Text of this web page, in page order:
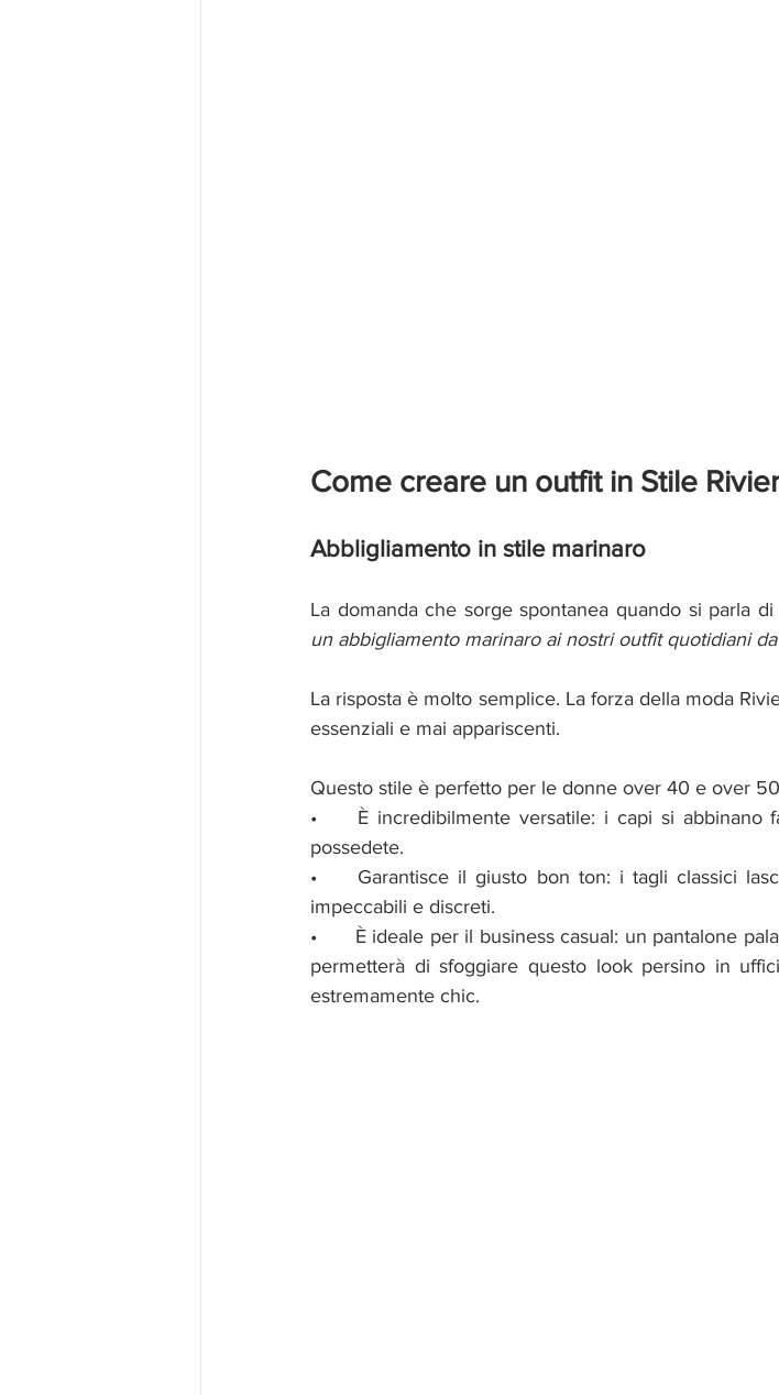
Come creare un outfit in Stile
Abbligliamento in stile marinaro
La domanda che sorge spontanea quando si parla
un abbigliamento marinaro ai nostri outfit quotidiani
La risposta è molto semplice. La forza della moda
essenziali e mai appariscenti.
Questo stile è perfetto per le donne over 40 e over
•	È incredibilmente versatile: i capi si abbinano facilmente a tutto il guardaroba che già
possedete.
•	Garantisce il giusto bon ton: i tagli classici lasciano poco scoperto il corpo, risultando
impeccabili e discreti.
•	È ideale per il business casual: un pantalone palazzo bianco unito a un blazer blu navy vi
permetterà di sfoggiare questo look persino in
estremamente chic.